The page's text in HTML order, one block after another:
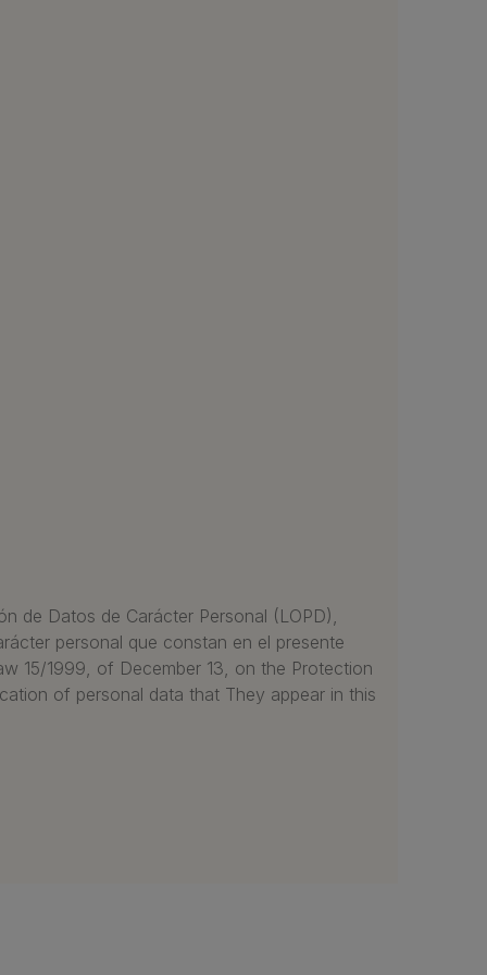
de Datos de Carácter Personal (LOPD),
personal que constan en el presente
15/1999, of December 13, on the Protection
of personal data that They appear in this